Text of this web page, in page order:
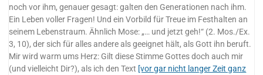
noch vor ihm, genauer gesagt: galten den Generationen nach ihm.
Ein Leben voller Fragen! Und ein Vorbild für Treue im Festhalten an
seinem Lebenstraum. Ähnlich Mose: „… und jetzt geh!“ (2. Mos./Ex.
3, 10), der sich für alles andere als geeignet hält, als Gott ihn beruft.
Mir wird warm ums Herz: Gilt diese Stimme Gottes doch auch mir
(und vielleicht Dir?), als ich den Text [vor gar nicht langer Zeit ganz